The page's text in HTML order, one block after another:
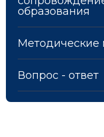
образования
Методические
Вопрос - ответ